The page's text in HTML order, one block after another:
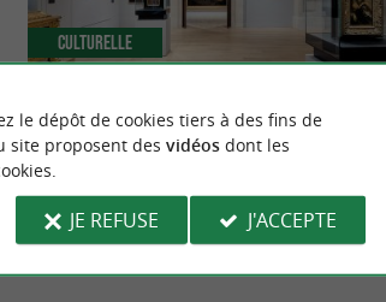
Le Musée Bonnat-Helleu de Bayonne réouvre ses
portes après 15 Ans de silence
41 m - Bayonne
Culturelle
le dépôt de cookies tiers à des fins de
site proposent des vidéosdont les
JE REFUSE J'ACCEPTE